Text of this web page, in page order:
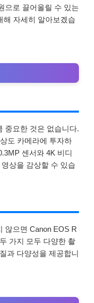
으로 끌어올릴 수 있는
해 자세히 알아보겠습
중요한 것은 없습니다.
도 카메라에 투자하
센서와 4K 비디
상을 감상할 수 있습
않으면 Canon EOS R
가지 모두 다양한 촬
과 다양성을 제공합니